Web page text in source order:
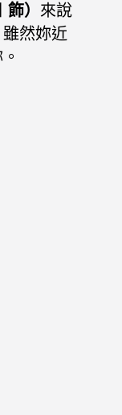
） 來說
然妳近